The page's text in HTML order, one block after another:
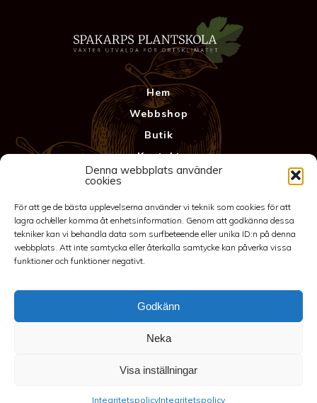
Denna webbplats använder
cookies
För att ge de bästa upplevelserna använder vi teknik som cookies för att
lagra och/eller komma åt enhetsinformation. Genom att godkänna dessa
tekniker kan vi behandla data som surfbeteende eller unika ID:n på denna
webbplats. Att inte samtycka eller återkalla samtycke kan påverka vissa
funktioner och funktioner negativt.
Godkänn
Neka
Visa inställningar
IntegritetspolicyIntegritetspolicy
Hem
Webbshop
Butik
Kontakt
Anläggning
Integritetspolicy
©2026 Spakarps plantskola
- spakarp@outlook.com Spakarp 1, 575 95